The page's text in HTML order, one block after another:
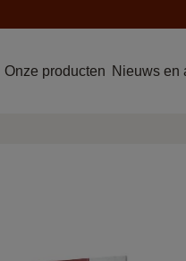
Onze producten Nieuws en